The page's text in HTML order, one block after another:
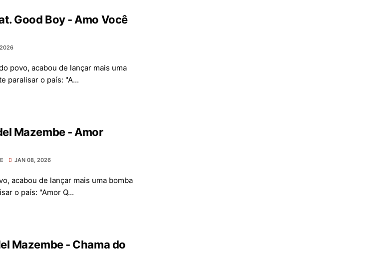
Good Boy - Amo Você
povo, acabou de lançar mais uma
paralisar o país: "A...
Mazembe - Amor
JAN 08, 2026
acabou de lançar mais uma bomba
o país: "Amor Q...
Mazembe - Chama do